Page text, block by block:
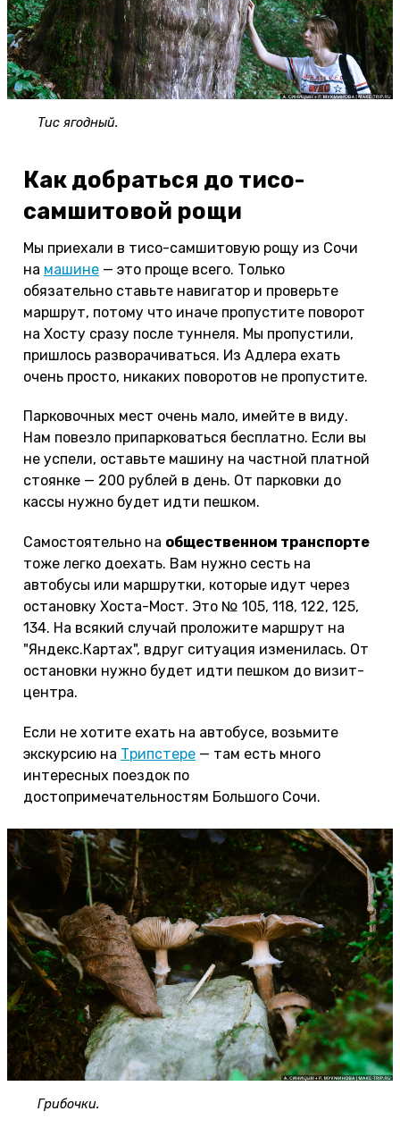
Тис ягодный.
Как добраться до тисо-
самшитовой рощи
Мы приехали в тисо-самшитовую рощу из Сочи
на машине — это проще всего. Только
обязательно ставьте навигатор и проверьте
маршрут, потому что иначе пропустите поворот
на Хосту сразу после туннеля. Мы пропустили,
пришлось разворачиваться. Из Адлера ехать
очень просто, никаких поворотов не пропустите.
Парковочных мест очень мало, имейте в виду.
Нам повезло припарковаться бесплатно. Если вы
не успели, оставьте машину на частной платной
стоянке — 200 рублей в день. От парковки до
кассы нужно будет идти пешком.
Самостоятельно на общественном транспорте
тоже легко доехать. Вам нужно сесть на
автобусы или маршрутки, которые идут через
остановку Хоста-Мост. Это № 105, 118, 122, 125,
134. На всякий случай проложите маршрут на
"Яндекс.Картах", вдруг ситуация изменилась. От
остановки нужно будет идти пешком до визит-
центра.
Если не хотите ехать на автобусе, возьмите
экскурсию на Трипстере — там есть много
интересных поездок по
достопримечательностям Большого Сочи.
Грибочки.